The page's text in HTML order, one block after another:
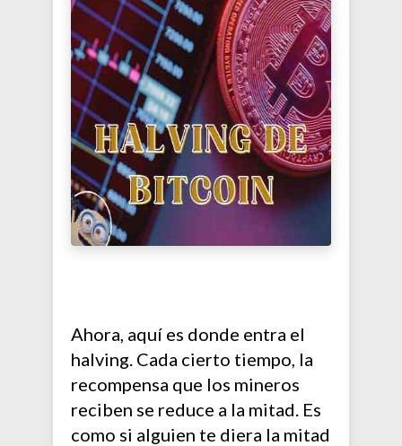
Ahora, aquí es donde entra el
halving. Cada cierto tiempo, la
recompensa que los mineros
reciben se reduce a la mitad. Es
como si alguien te diera la mitad